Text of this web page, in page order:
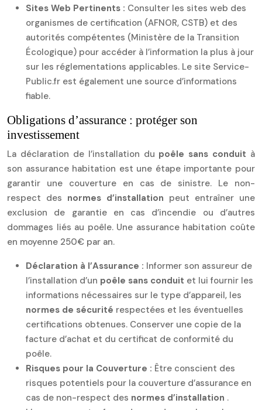
Sites Web Pertinents : Consulter les sites web des
organismes de certification (AFNOR, CSTB) et des
autorités compétentes (Ministère de la Transition
Écologique) pour accéder à l’information la plus à jour
sur les réglementations applicables. Le site Service-
Public.fr est également une source d’informations
fiable.
Obligations d’assurance : protéger son
investissement
La déclaration de l’installation du poêle sans conduit à
son assurance habitation est une étape importante pour
garantir une couverture en cas de sinistre. Le non-
respect des normes d’installation peut entraîner une
exclusion de garantie en cas d’incendie ou d’autres
dommages liés au poêle. Une assurance habitation coûte
en moyenne 250€ par an.
Déclaration à l’Assurance : Informer son assureur de
l’installation d’un poêle sans conduit et lui fournir les
informations nécessaires sur le type d’appareil, les
normes de sécurité respectées et les éventuelles
certifications obtenues. Conserver une copie de la
facture d’achat et du certificat de conformité du
poêle.
Risques pour la Couverture : Être conscient des
risques potentiels pour la couverture d’assurance en
cas de non-respect des normes d’installation .